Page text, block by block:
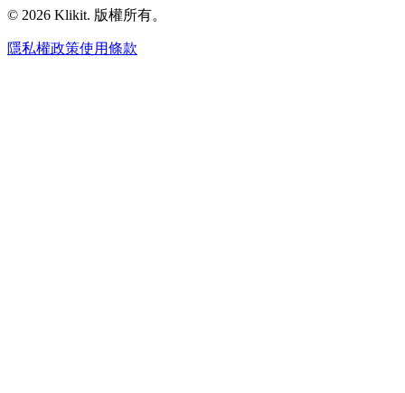
© 2026 Klikit. 版權所有。
隱私權政策使用條款